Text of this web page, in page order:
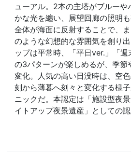
ューアル。2本の主塔がブルー
かな光を纏い、展望回廊の照明
全体が海面に反射することで、
のような幻想的な雰囲気を創り
ップは平常時、「平日ver.」「週
の3パターンが楽しめるが、季節
変化。人気の高い日没時は、空
刻から薄暮へ刻々と変化する様
ニックだ。本認定は「施設型夜
イトアップ夜景遺産」としての認